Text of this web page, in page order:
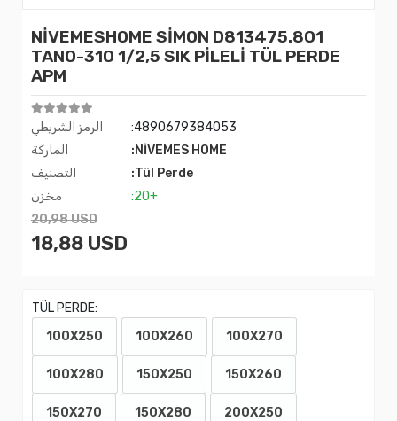
NİVEMESHOME SİMON D813475.801
TANO-310 1/2,5 SIK PİLELİ TÜL PERDE
APM
الرمز الشريطي
:4890679384053
الماركة
:NİVEMES HOME
التصنيف
:Tül Perde
مخزن
:20+
20,98 USD
18,88 USD
TÜL PERDE:
100X250
100X260 100X270
100X280 150X250 150X260
150X270 150X280 200X250